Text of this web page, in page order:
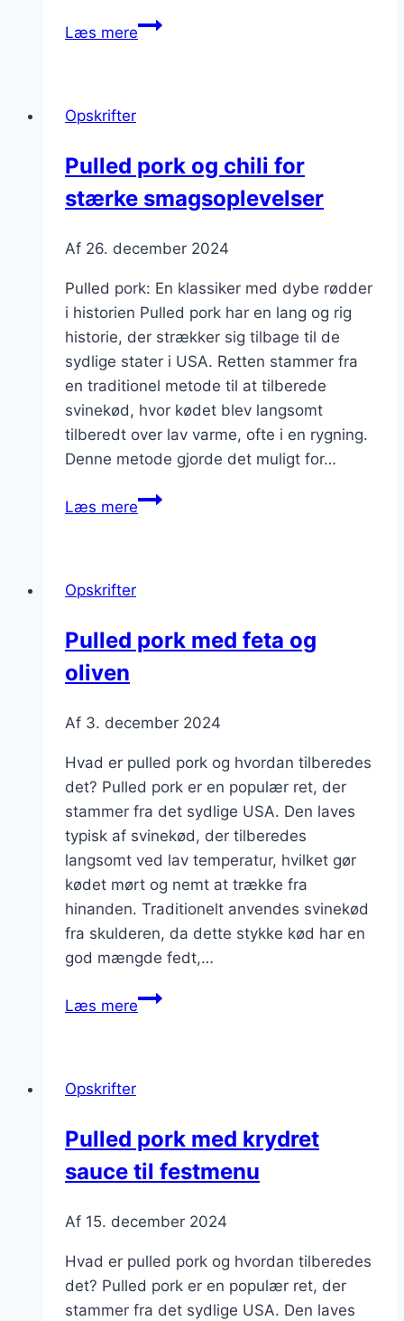
Læs merePulled
Opskrifter
Pulled pork og chili for
stærke smagsoplevelser
Af 26. december 2024
Pulled pork: En klassiker med dybe rødder
i historien Pulled pork har en lang og rig
historie, der strækker sig tilbage til de
sydlige stater i USA. Retten stammer fra
en traditionel metode til at tilberede
svinekød, hvor kødet blev langsomt
tilberedt over lav varme, ofte i en rygning.
Denne metode gjorde det muligt for…
Læs merePulled
smagsoplevelser
Opskrifter
Pulled pork med feta og
oliven
Af 3. december 2024
Hvad er pulled pork og hvordan tilberedes
det? Pulled pork er en populær ret, der
stammer fra det sydlige USA. Den laves
typisk af svinekød, der tilberedes
langsomt ved lav temperatur, hvilket gør
kødet mørt og nemt at trække fra
hinanden. Traditionelt anvendes svinekød
fra skulderen, da dette stykke kød har en
god mængde fedt,…
Læs merePulled
Opskrifter
Pulled pork med krydret
sauce til festmenu
Af 15. december 2024
Hvad er pulled pork og hvordan tilberedes
det? Pulled pork er en populær ret, der
stammer fra det sydlige USA. Den laves